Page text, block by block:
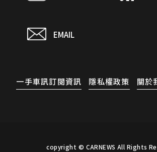
EMAIL
一手車訊訂閱資訊 隱私權政策 關於
copyright © CARNEWS All Rights